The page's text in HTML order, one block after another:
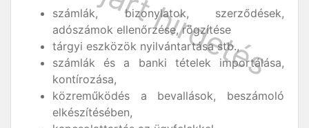
számlák, bizonylatok, szerződések,
adószámok ellenőrzése, rögzítése
tárgyi eszközök nyilvántartása stb.,
számlák és a banki tételek importálása,
kontírozása,
közreműködés a bevallások, beszámoló
elkészítésében,